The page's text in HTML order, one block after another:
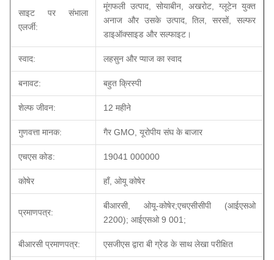
साइट पर संभाला
एलर्जी:
मूंगफली उत्पाद, सोयाबीन, अखरोट, ग्लूटेन युक्त
अनाज और उसके उत्पाद, तिल, सरसों, सल्फर
डाइऑक्साइड और सल्फाइट।
स्वाद: लहसुन और प्याज का स्वाद
बनावट: बहुत क्रिस्पी
शेल्फ जीवन: 12 महीने
गुणवत्ता मानक: गैर GMO, यूरोपीय संघ के बाजार
एचएस कोड: 19041 000000
कोषेर हाँ, ओयू कोषेर
प्रमाणपत्र:
बीआरसी, ओयू-कोषेर;एचएसीसीपी (आईएसओ
2200); आईएसओ 9 001;
बीआरसी प्रमाणपत्र: एसजीएस द्वारा बी ग्रेड के साथ लेखा परीक्षित